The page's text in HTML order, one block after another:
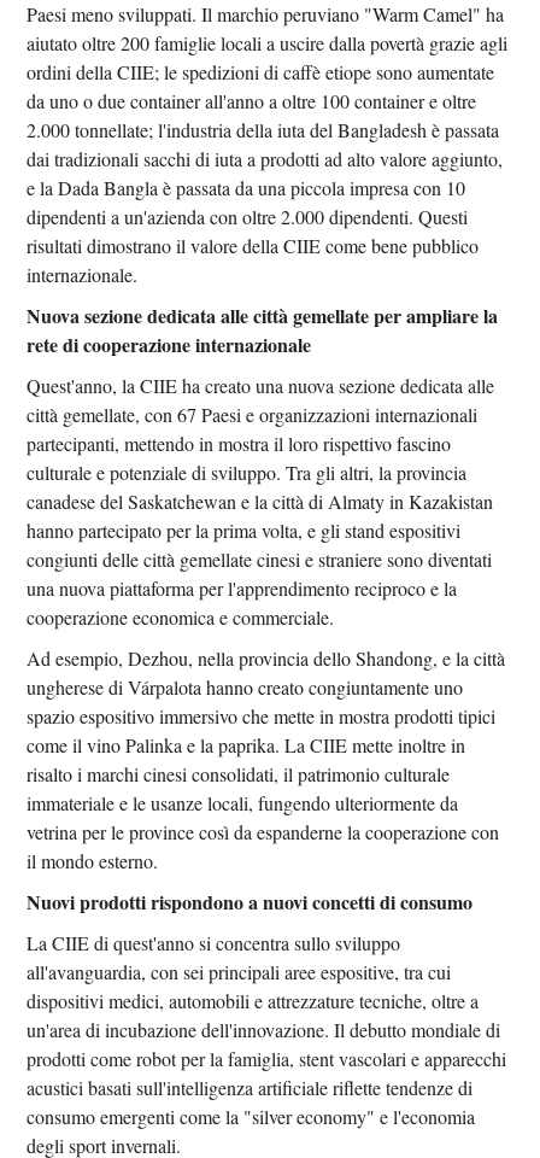
Paesi meno sviluppati. Il marchio peruviano "Warm Camel" ha
aiutato oltre 200 famiglie locali a uscire dalla povertà grazie agli
ordini della CIIE; le spedizioni di caffè etiope sono aumentate
da uno o due container all'anno a oltre 100 container e oltre
2.000 tonnellate; l'industria della iuta del Bangladesh è passata
dai tradizionali sacchi di iuta a prodotti ad alto valore aggiunto,
e la Dada Bangla è passata da una piccola impresa con 10
dipendenti a un'azienda con oltre 2.000 dipendenti. Questi
risultati dimostrano il valore della CIIE come bene pubblico
internazionale.
Nuova sezione dedicata alle città gemellate per ampliare la
rete di cooperazione internazionale
Quest'anno, la CIIE ha creato una nuova sezione dedicata alle
città gemellate, con 67 Paesi e organizzazioni internazionali
partecipanti, mettendo in mostra il loro rispettivo fascino
culturale e potenziale di sviluppo. Tra gli altri, la provincia
canadese del Saskatchewan e la città di Almaty in Kazakistan
hanno partecipato per la prima volta, e gli stand espositivi
congiunti delle città gemellate cinesi e straniere sono diventati
una nuova piattaforma per l'apprendimento reciproco e la
cooperazione economica e commerciale.
Ad esempio, Dezhou, nella provincia dello Shandong, e la città
ungherese di Várpalota hanno creato congiuntamente uno
spazio espositivo immersivo che mette in mostra prodotti tipici
come il vino Palinka e la paprika. La CIIE mette inoltre in
risalto i marchi cinesi consolidati, il patrimonio culturale
immateriale e le usanze locali, fungendo ulteriormente da
vetrina per le province così da espanderne la cooperazione con
il mondo esterno.
Nuovi prodotti rispondono a nuovi concetti di consumo
La CIIE di quest'anno si concentra sullo sviluppo
all'avanguardia, con sei principali aree espositive, tra cui
dispositivi medici, automobili e attrezzature tecniche, oltre a
un'area di incubazione dell'innovazione. Il debutto mondiale di
prodotti come robot per la famiglia, stent vascolari e apparecchi
acustici basati sull'intelligenza artificiale riflette tendenze di
consumo emergenti come la "silver economy" e l'economia
degli sport invernali.